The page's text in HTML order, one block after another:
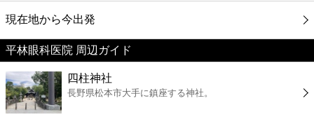
映画
美容
コンビニ
現在地から今出発
平林眼科医院 周辺ガイド
四柱神社
長野県松本市大手に鎮座する神社。